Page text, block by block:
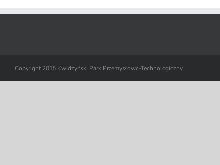
Copyright 2015 Kwidzyński Park Przemysłowo-Technologiczny